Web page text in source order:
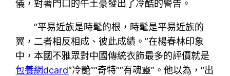
儀，對著門口的牛土豪發出了冷酷的警告。
“平易近族是時髦的根，時髦是平易近族的
翼，二者相反相成、彼此成績。”在楊春林印象
中，本國不雅眾對中國傳統衣飾最多的評價就是
包養網dcard“冷艷”“奇特”“有魂靈”。他以為，“出